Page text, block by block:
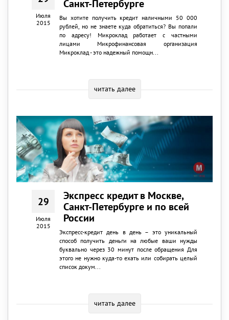
Июля
2015
Санкт-Петербурге
Вы хотите получить кредит наличными 50 000
рублей, но не знаете куда обратиться? Вы попали
по адресу! Микроклад работает с частными
лицами Микрофинансовая организация
Микроклад - это надежный помощн...
читать далее
29
Июля
2015
Экспресс кредит в Москве,
Санкт-Петербурге и по всей
России
Экспресс-кредит день в день – это уникальный
способ получить деньги на любые ваши нужды
буквально через 30 минут после обращения Для
этого не нужно куда-то ехать или собирать целый
список докум...
читать далее